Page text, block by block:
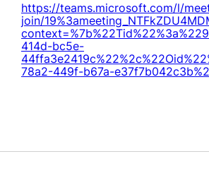
https://teams.microsoft.com/l/
join/
414d-bc5e-
78a2-449f-b67a-